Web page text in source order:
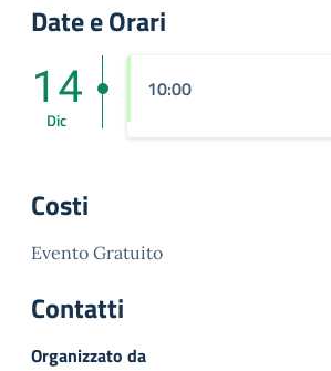
Date e Orari
14
Dic
10:00
Costi
Evento Gratuito
Contatti
Organizzato da